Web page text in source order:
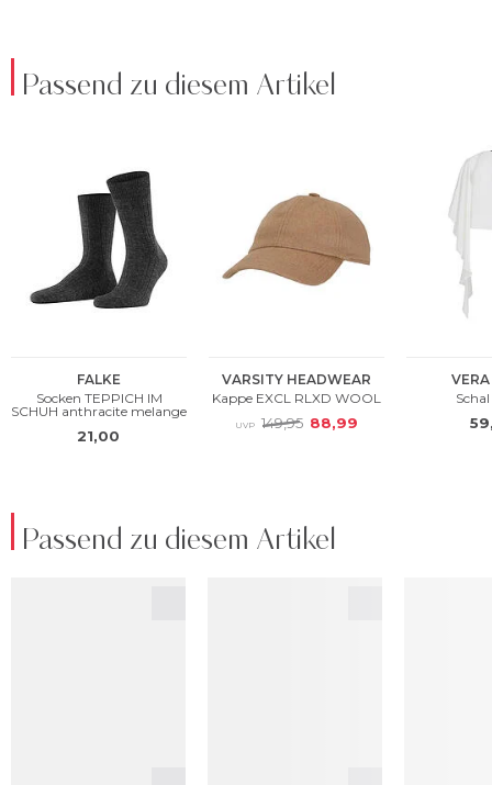
Passend zu diesem Artikel
Passend zu diesem Artikel